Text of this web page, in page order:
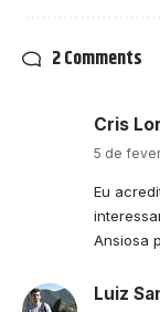
2 Comments
Cris
5 de
Eu
Ansiosa
Luiz